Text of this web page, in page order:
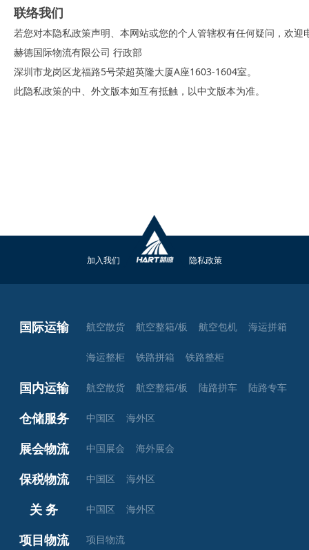
联络我们
若您对本隐私政策声明、本网站或您的个人管辖权有任何疑问，欢
赫德国际物流有限公司 行政部
深圳市龙岗区龙福路5号荣超英隆大厦A座1603-1604室。
此隐私政策的中、外文版本如互有抵触，以中文版本为准。
加入我们 隐私政策
国际运输 航空散货 航空整箱/板 航空包机 海运拼箱
海运整柜 铁路拼箱 铁路整柜
国内运输 航空散货 航空整箱/板 陆路拼车 陆路专车
仓储服务 中国区 海外区
展会物流 中国展会 海外展会
保税物流 中国区 海外区
关 务 中国区 海外区
项目物流 项目物流